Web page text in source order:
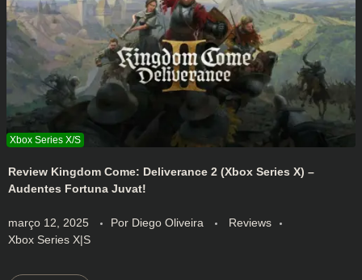
Review Kingdom Come: Deliverance 2 (Xbox Series X) –
Audentes Fortuna Juvat!
março 12, 2025 Por Diego Oliveira
Reviews
Xbox Series X|S